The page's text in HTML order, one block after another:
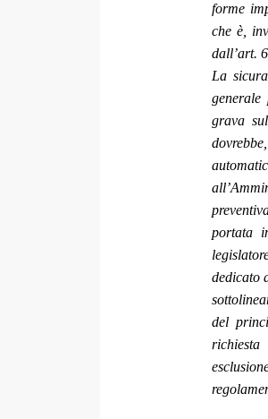
forme
che è,
dall’art.
La
grava
portata
dedicato
del